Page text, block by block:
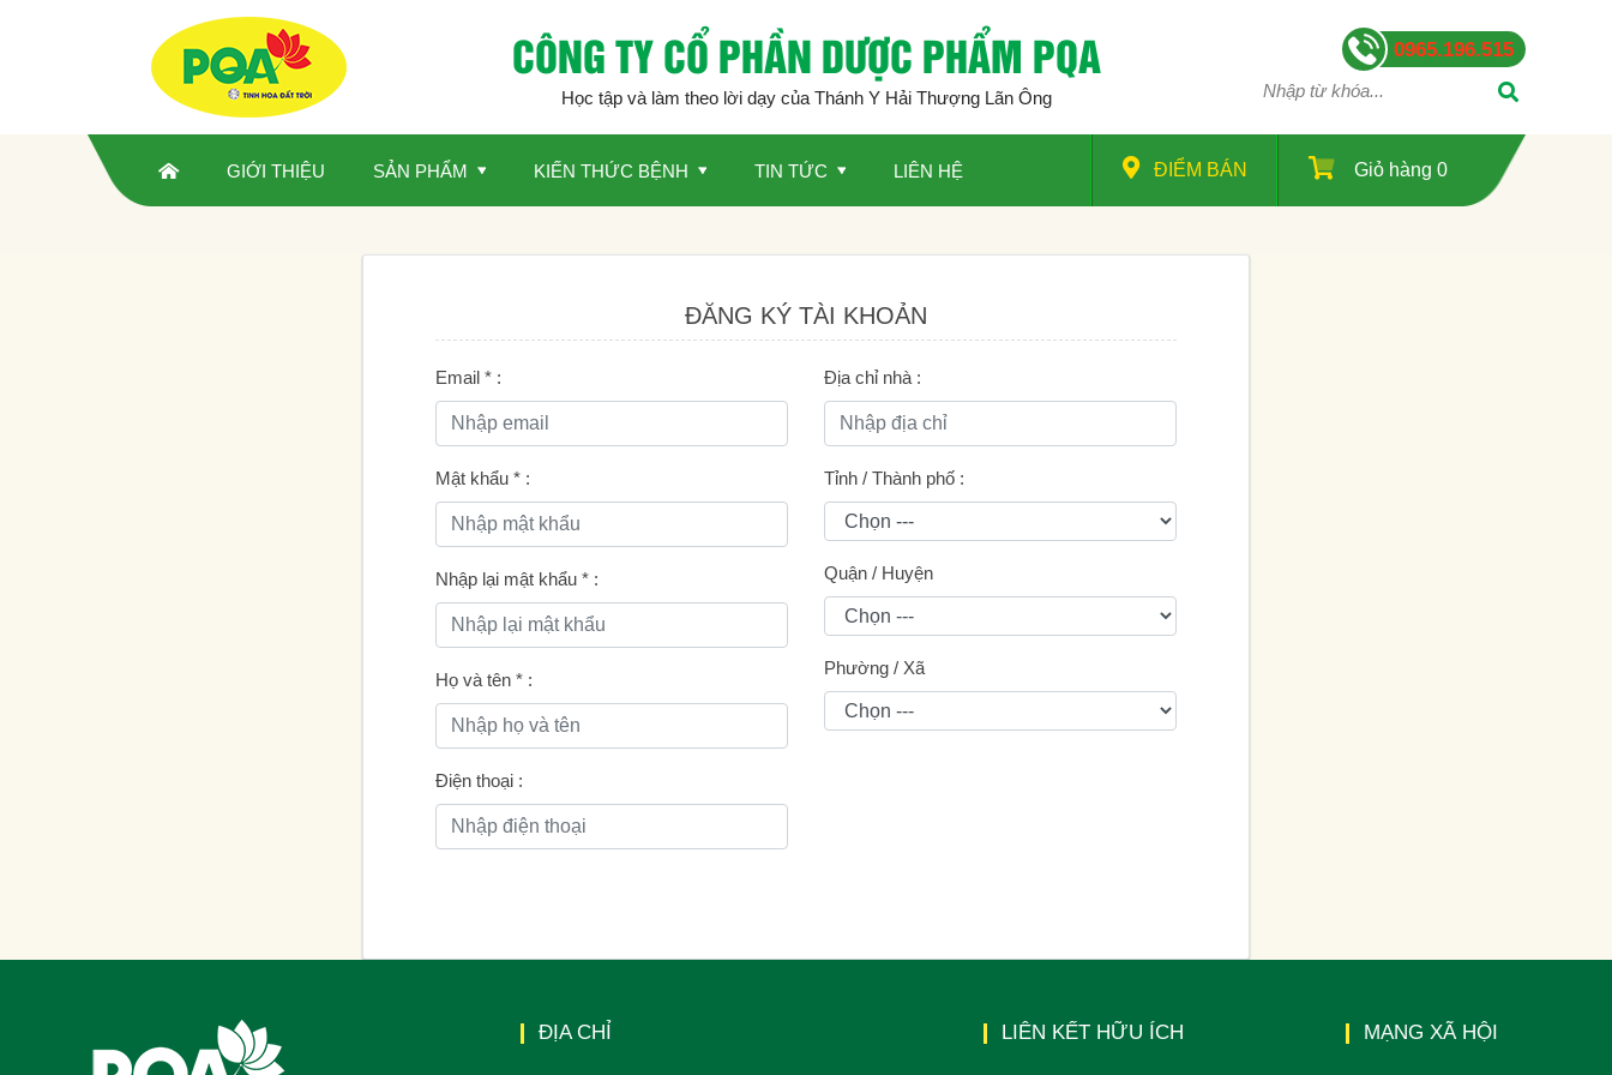
CÔNG TY CỔ PHẦN DƯỢC PHẨM PQA
Học tập và làm theo lời dạy của Thánh Y Hải Thượng Lãn Ông
0965.196.515
GIỚI THIỆU SẢN PHẨM KIẾN THỨC BỆNH TIN TỨC LIÊN HỆ ĐIỂM BÁN Giỏ hàng 0
ĐĂNG KÝ TÀI KHOẢN
Email * :
Mật khẩu * :
Nhập lại mật khẩu * :
Họ và tên * :
Điện thoại :
Địa chỉ nhà :
Tỉnh / Thành phố :
Quận / Huyện
Phường / Xã
ĐỊA CHỈ LIÊN KẾT HỮU ÍCH MẠNG XÃ HỘI